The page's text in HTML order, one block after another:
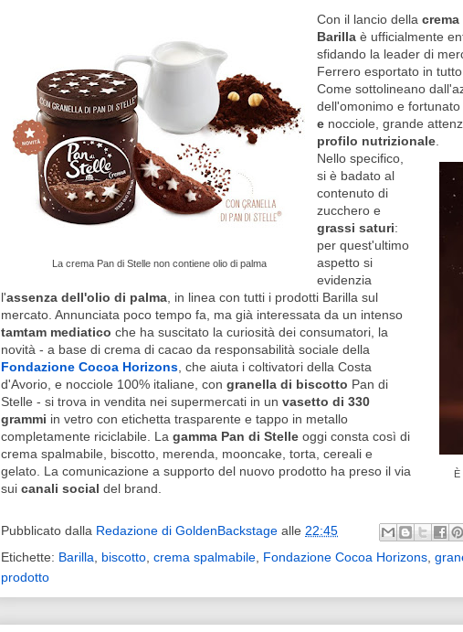
La crema Pan di Stelle non contiene olio di palma
Con il lancio della
Barilla è ufficialmente
sfidando la leader di
Ferrero esportato in
Come sottolineano
dell'omonimo e fortunato
e nocciole, grande
profilo nutrizionale.
Nello specifico,
si è badato al
contenuto di
zucchero e
grassi saturi:
per quest'ultimo
aspetto si
evidenzia
l'assenza dell'olio di palma, in linea con tutti i prodotti Barilla sul
mercato. Annunciata poco tempo fa, ma già interessata da un intenso
tamtam mediatico che ha suscitato la curiosità dei consumatori, la
novità - a base di crema di cacao da responsabilità sociale della
Fondazione Cocoa Horizons, che aiuta i coltivatori della Costa
d'Avorio, e nocciole 100% italiane, con granella di biscotto Pan di
Stelle - si trova in vendita nei supermercati in un vasetto di 330
grammi in vetro con etichetta trasparente e tappo in metallo
completamente riciclabile. La gamma Pan di Stelle oggi consta così di
crema spalmabile, biscotto, merenda, mooncake, torta, cereali e
gelato. La comunicazione a supporto del nuovo prodotto ha preso il via
sui canali social del brand.
Pubblicato dalla Redazione di GoldenBackstage alle 22:45
Etichette: Barilla, biscotto, crema spalmabile, Fondazione Cocoa Horizons,
prodotto